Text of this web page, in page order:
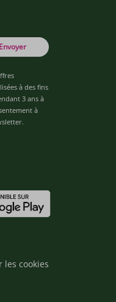
Envoyer
à des fins
3 ans à
à
les cookies